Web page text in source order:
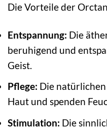
Die Vorteile der
Entspannung: Die
beruhigend und
Geist.
Pflege: Die
Haut und spenden
Stimulation: Die